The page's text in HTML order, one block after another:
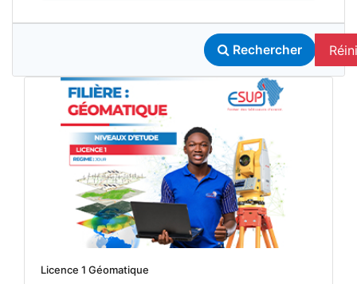
Rechercher
Licence 1 Géomatique